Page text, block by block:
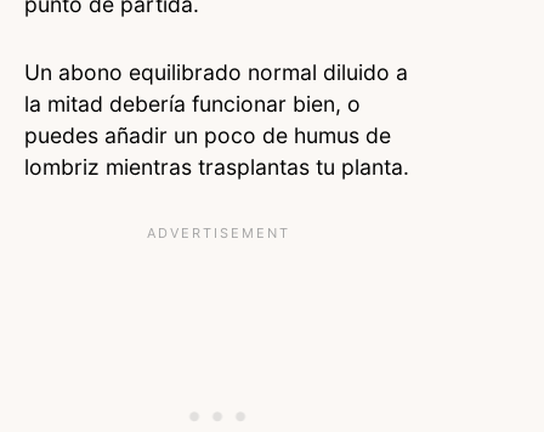
Un abono equilibrado normal diluido a
la mitad debería funcionar bien, o
puedes añadir un poco de humus de
lombriz mientras trasplantas tu planta.